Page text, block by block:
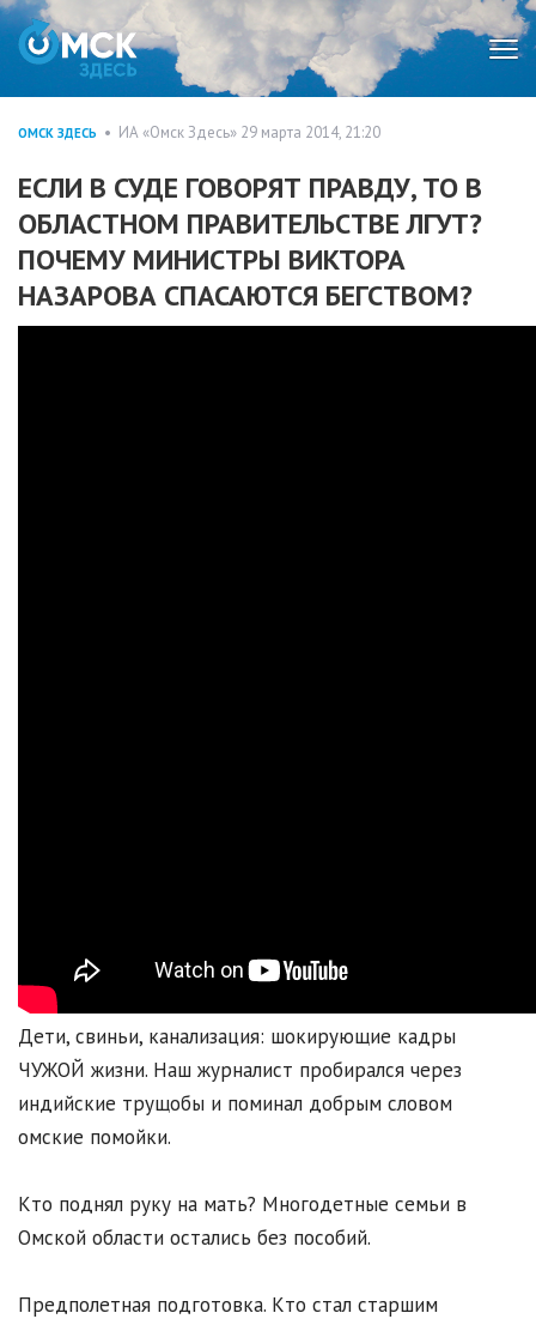
ОМСК ЗДЕСЬ • ИА «Омск Здесь» 29 марта 2014, 21:20
ЕСЛИ В СУДЕ ГОВОРЯТ ПРАВДУ, ТО В
ОБЛАСТНОМ ПРАВИТЕЛЬСТВЕ ЛГУТ?
ПОЧЕМУ МИНИСТРЫ ВИКТОРА
НАЗАРОВА СПАСАЮТСЯ БЕГСТВОМ?
Дети, свиньи, канализация: шокирующие кадры
ЧУЖОЙ жизни. Наш журналист пробирался через
индийские трущобы и поминал добрым словом
омские помойки.
Кто поднял руку на мать? Многодетные семьи в
Омской области остались без пособий.
Предполетная подготовка. Кто стал старшим